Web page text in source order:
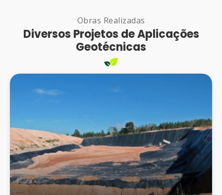
Obras Realizadas
Diversos Projetos de Aplicações
Geotécnicas